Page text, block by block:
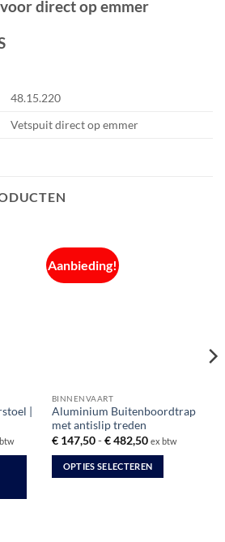
direct op emmer
48.15.220
Vetspuit direct op emmer
|
Aanbieding!
BINNENVAART
Aluminium Buitenboordtrap
met antislip treden
€147,50 - €482,50Prijsklasse:
tot
€ 482,50
ex btw
OPTIES SELECTEREN